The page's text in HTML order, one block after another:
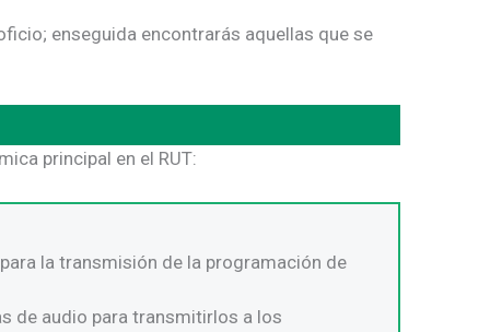
enseguida encontrarás aquellas que se
principal en el RUT:
la transmisión de la programación de
de audio para transmitirlos a los